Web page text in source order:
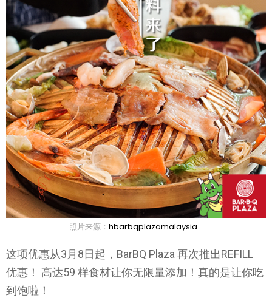
照片来源： hbarbqplazamalaysia
这项优惠从3月8日起，BarBQ Plaza 再次推出REFILL
优惠！ 高达59 样食材让你无限量添加！真的是让你吃
到饱啦！